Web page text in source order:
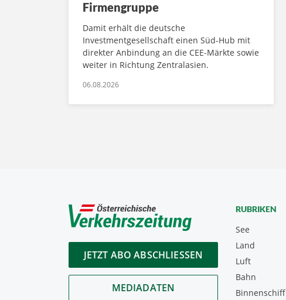
Firmengruppe
Damit erhält die deutsche
Investmentgesellschaft einen Süd-Hub mit
direkter Anbindung an die CEE-Märkte sowie
weiter in Richtung Zentralasien.
06.08.2026
JETZT ABO ABSCHLIESSEN
MEDIADATEN
RUBRIKEN
See
Land
Luft
Bahn
Binnenschiff